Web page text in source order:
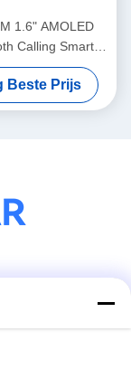
1.6" AMOLED
Calling Smart
met groot rond
scherm
Beste Prijs